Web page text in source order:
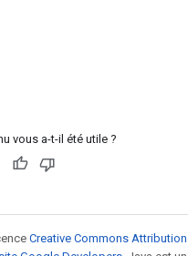
vous a-t-il été utile ?
Creative Commons